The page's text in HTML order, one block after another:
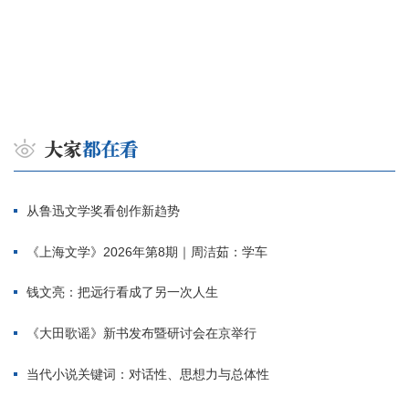
从鲁迅文学奖看创作新趋势
《上海文学》2026年第8期｜周洁茹：学车
钱文亮：把远行看成了另一次人生
《大田歌谣》新书发布暨研讨会在京举行
当代小说关键词：对话性、思想力与总体性